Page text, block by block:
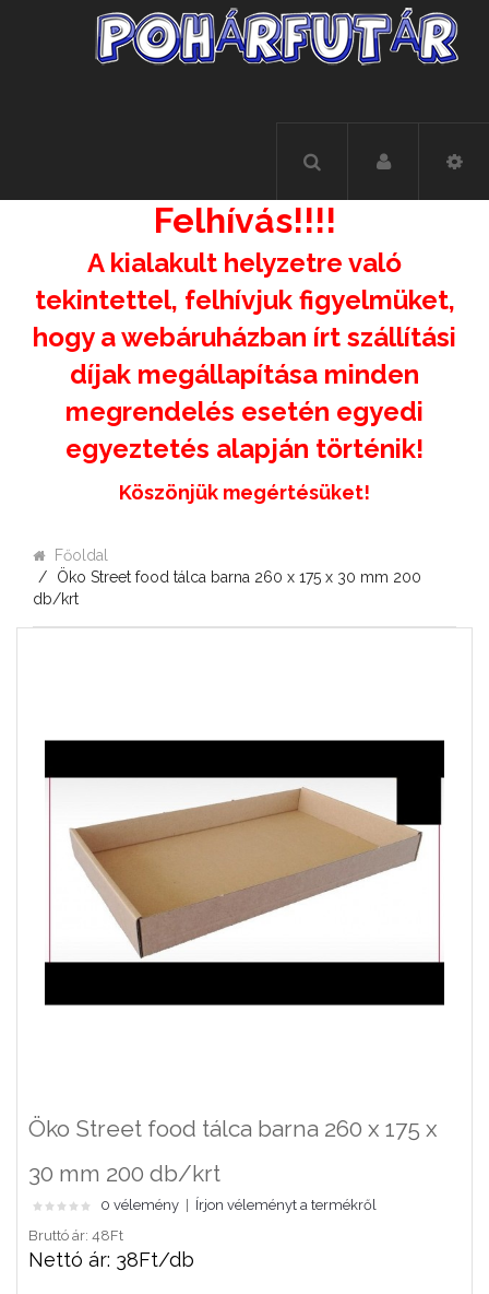
Felhívás!!!!
A kialakult helyzetre való
tekintettel, felhívjuk figyelmüket,
hogy a webáruházban írt szállítási
díjak megállapítása minden
megrendelés esetén egyedi
egyeztetés alapján történik!
Köszönjük megértésüket!
Főoldal
Öko Street food tálca barna 260 x 175 x 30 mm 200
db/krt
Öko Street food tálca barna 260 x 175 x
30 mm 200 db/krt
0 vélemény
Írjon véleményt a termékről
Bruttó ár: 48Ft
Nettó ár: 38Ft/db